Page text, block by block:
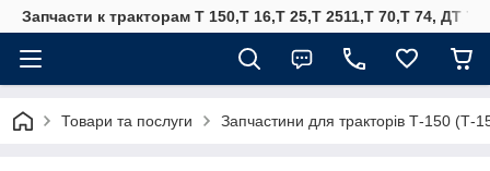
Запчасти к тракторам Т 150,Т 16,Т 25,Т 2511,Т 70,Т 74, ДТ
Товари та послуги Запчастини для тракторів Т-150